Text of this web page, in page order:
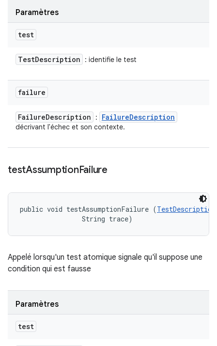
Paramètres
test
TestDescription : identifie le test
failure
FailureDescription : FailureDescription
décrivant l'échec et son contexte.
testAssumptionFailure
public void testAssumptionFailure (TestDescription
                String trace)
Appelé lorsqu'un test atomique signale qu'il suppose une
condition qui est fausse
Paramètres
test